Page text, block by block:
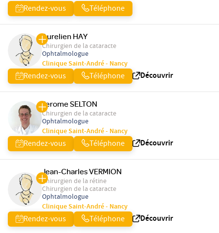
Rendez-vous Téléphone
Aurelien HAY
Chirurgien de la cataracte
Ophtalmologue
Clinique Saint-André - Nancy
Rendez-vous Téléphone Découvrir
Jerome SELTON
Chirurgien de la cataracte
Ophtalmologue
Clinique Saint-André - Nancy
Rendez-vous Téléphone Découvrir
Jean-Charles VERMION
Chirurgien de la rétine
Chirurgien de la cataracte
Ophtalmologue
Clinique Saint-André - Nancy
Rendez-vous Téléphone Découvrir